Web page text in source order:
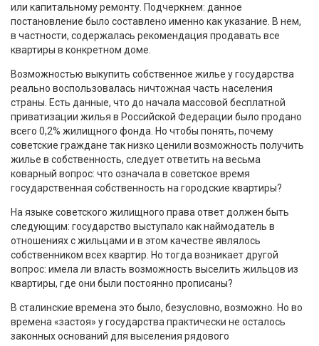
или капитальному ремонту. Подчеркнем: данное
постановление было составлено именно как указание. В нем,
в частности, содержалась рекомендация продавать все
квартиры в конкретном доме.
Возможностью выкупить собственное жилье у государства
реально воспользовалась ничтожная часть населения
страны. Есть данные, что до начала массовой бесплатной
приватизации жилья в Российской Федерации было продано
всего 0,2% жилищного фонда. Но чтобы понять, почему
советские граждане так низко ценили возможность получить
жилье в собственность, следует ответить на весьма
коварный вопрос: что означала в советское время
государственная собственность на городские квартиры?
На языке советского жилищного права ответ должен быть
следующим: государство выступало как наймодатель в
отношениях с жильцами и в этом качестве являлось
собственником всех квартир. Но тогда возникает другой
вопрос: имела ли власть возможность выселить жильцов из
квартиры, где они были постоянно прописаны?
В сталинские времена это было, безусловно, возможно. Но во
времена «застоя» у государства практически не осталось
законных оснований для выселения рядового